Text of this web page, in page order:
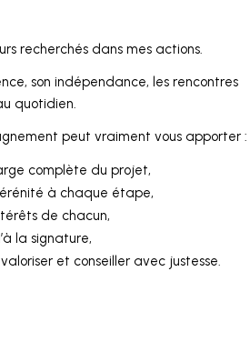
recherchés dans mes actions.
son indépendance, les rencontres
quotidien.
peut vraiment vous apporter :
complète du projet,
à chaque étape,
de chacun,
la signature,
et conseiller avec justesse.